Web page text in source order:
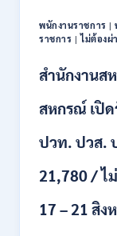
พนักงานราชการ |
ราชการ |ไม่ต้องผ่
สำนักงานส
สหกรณ์ เปิ
ปวท. ปวส.
21,780 / ไ
17 – 21 สิง